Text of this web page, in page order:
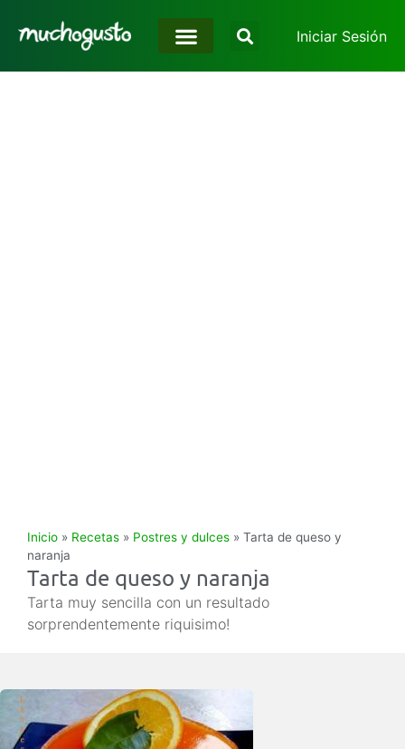
Iniciar Sesión
Inicio » Recetas » Postres y dulces » Tarta de queso y
naranja
Tarta de queso y naranja
Tarta muy sencilla con un resultado
sorprendentemente riquisimo!